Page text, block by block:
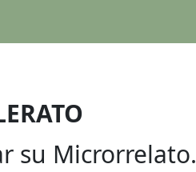
su Microrrelato.